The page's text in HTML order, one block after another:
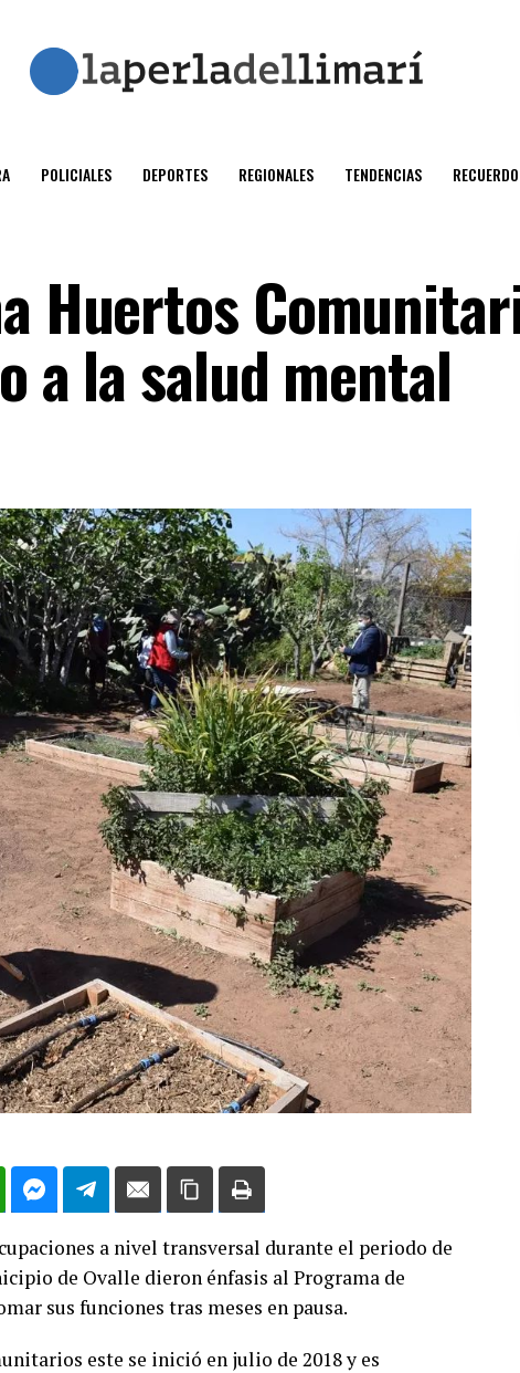
POLICIALES DEPORTES REGIONALES TENDENCIAS RECUERDO
Huertos
a la salud mental
a nivel transversal durante el periodo de
de Ovalle dieron énfasis al Programa de
sus funciones tras meses en pausa.
este se inició en julio de 2018 y es